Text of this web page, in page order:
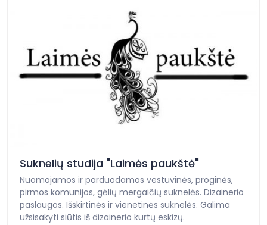
Suknelių studija "Laimės paukštė"
Nuomojamos ir parduodamos vestuvinės, proginės,
pirmos komunijos, gėlių mergaičių suknelės. Dizainerio
paslaugos. Išskirtinės ir vienetinės suknelės. Galima
užsisakyti siūtis iš dizainerio kurtų eskizų.